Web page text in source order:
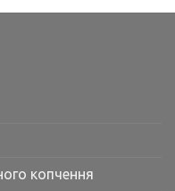
копчення